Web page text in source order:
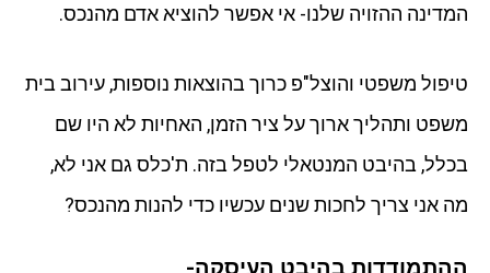
המדינה ההזויה שלנו- אי אפשר להוציא אדם מהנכס.
טיפול משפטי והוצל"פ כרוך בהוצאות נוספות, עירוב בית
משפט ותהליך ארוך על ציר הזמן, האחיות לא היו שם
בכלל, בהיבט המנטאלי לטפל בזה. ת'כלס גם אני לא,
מה אני צריך לחכות שנים עכשיו כדי להנות מהנכס?
ההתמודדות בהיבט העיסקה-